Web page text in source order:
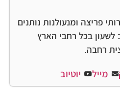
פריצה ומנעולנות נותנים
לשעון בכל רחבי הארץ
רחבה.
מייל יוטיוב